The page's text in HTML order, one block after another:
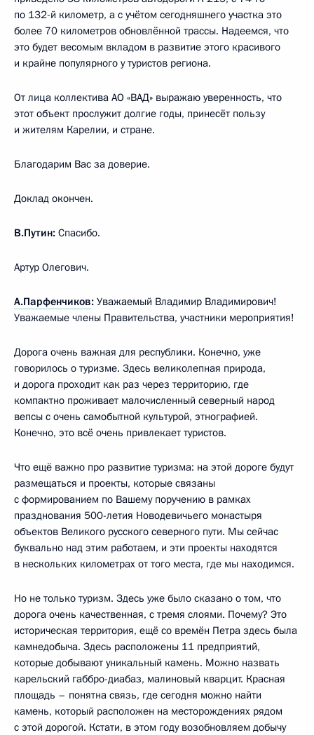
по 132-й километр, а с учётом сегодняшнего участка это
более 70 километров обновлённой трассы. Надеемся, что
это будет весомым вкладом в развитие этого красивого
и крайне популярного у туристов региона.
От лица коллектива АО «ВАД» выражаю уверенность, что
этот объект прослужит долгие годы, принесёт пользу
и жителям Карелии, и стране.
Благодарим Вас за доверие.
Доклад окончен.
В.Путин: Спасибо.
Артур Олегович.
А.Парфенчиков: Уважаемый Владимир Владимирович!
Уважаемые члены Правительства, участники мероприятия!
Дорога очень важная для республики. Конечно, уже
говорилось о туризме. Здесь великолепная природа,
и дорога проходит как раз через территорию, где
компактно проживает малочисленный северный народ
вепсы с очень самобытной культурой, этнографией.
Конечно, это всё очень привлекает туристов.
Что ещё важно про развитие туризма: на этой дороге будут
размещаться и проекты, которые связаны
с формированием по Вашему поручению в рамках
празднования 500-летия Новодевичьего монастыря
объектов Великого русского северного пути. Мы сейчас
буквально над этим работаем, и эти проекты находятся
в нескольких километрах от того места, где мы находимся.
Но не только туризм. Здесь уже было сказано о том, что
дорога очень качественная, с тремя слоями. Почему? Это
историческая территория, ещё со времён Петра здесь была
камнедобыча. Здесь расположены 11 предприятий,
которые добывают уникальный камень. Можно назвать
карельский габбро-диабаз, малиновый кварцит. Красная
площадь – понятна связь, где сегодня можно найти
камень, который расположен на месторождениях рядом
с этой дорогой. Кстати, в этом году возобновляем добычу